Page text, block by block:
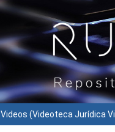
Videos (Videoteca Jurídica